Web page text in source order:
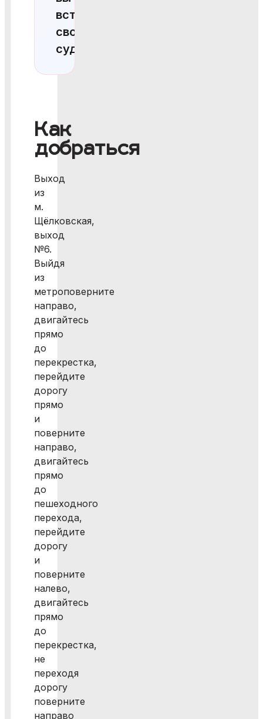
встретите
свою
судьбу!
Как
добраться
Выход
из
м.
Щёлковская,
выход
№6.
Выйдя
из
метроповерните
направо,
двигайтесь
прямо
до
перекрестка,
перейдите
дорогу
прямо
и
поверните
направо,
двигайтесь
прямо
до
пешеходного
перехода,
перейдите
дорогу
и
поверните
налево,
двигайтесь
прямо
до
перекрестка,
не
переходя
дорогу
поверните
направо